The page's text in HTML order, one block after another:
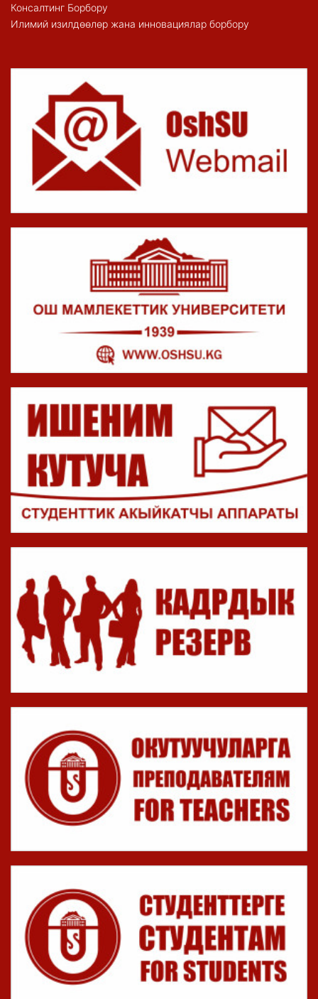
Консалтинг Борбору
Илимий изилдөөлөр жана инновациялар борбору